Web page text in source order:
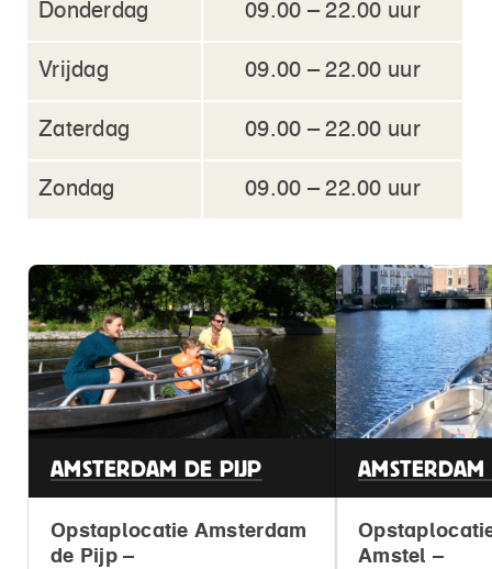
Donderdag 09.00 – 22.00 uur
Vrijdag 09.00 – 22.00 uur
Zaterdag 09.00 – 22.00 uur
Zondag 09.00 – 22.00 uur
AMSTERDAM DE PIJP
Opstaplocatie Amsterdam
de Pijp –
AMSTERDAM
Amstel –